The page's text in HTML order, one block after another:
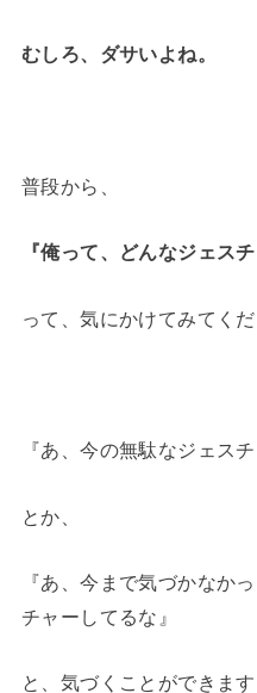
むしろ、ダサいよね。
普段から、
『俺って、どんなジェス
って、気にかけてみてくだ
『あ、今の無駄なジェスチ
とか、
『あ、今まで気づかなか
チャーしてるな』
と、気づくことができます